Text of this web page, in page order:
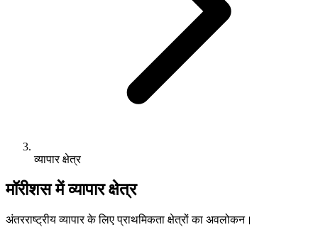
व्यापार क्षेत्र
मॉरीशस में व्यापार क्षेत्र
अंतरराष्ट्रीय व्यापार के लिए प्राथमिकता क्षेत्रों का अवलोकन।